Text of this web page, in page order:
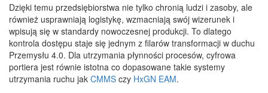
Dzięki temu przedsiębiorstwa nie tylko chronią ludzi i zasoby, ale
również usprawniają logistykę, wzmacniają swój wizerunek i
wpisują się w standardy nowoczesnej produkcji. To dlatego
kontrola dostępu staje się jednym z filarów transformacji w duchu
Przemysłu 4.0. Dla utrzymania płynności procesów, cyfrowa
portiera jest równie istotna co dopasowane takie systemy
utrzymania ruchu jak CMMS czy HxGN EAM.